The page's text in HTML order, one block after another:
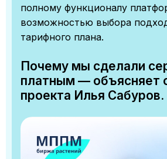
полному функционалу
возможностью выбора
тарифного плана.
Почему мы сделали
платным — объясняет
проекта Илья Сабуров.